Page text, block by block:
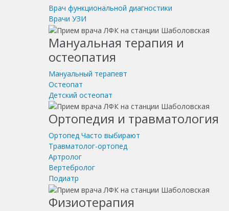
Врач функциональной диагностики
Врачи УЗИ
Мануальная терапия и
остеопатия
Мануальный терапевт
Остеопат
Детский остеопат
Ортопедия и травматология
Ортопед Часто выбирают
Травматолог-ортопед
Артролог
Вертебролог
Подиатр
Физиотерапия